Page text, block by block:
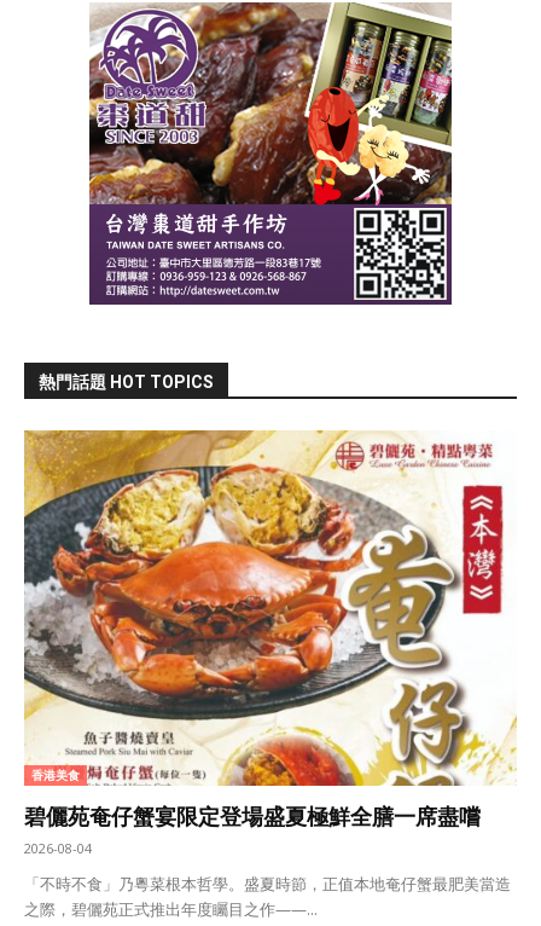
熱門話題 HOT TOPICS
香港美食
碧儷苑奄仔蟹宴限定登場盛夏極鮮全膳一席盡嚐
2026-08-04
「不時不食」乃粵菜根本哲學。盛夏時節，正值本地奄仔蟹最肥美當造
之際，碧儷苑正式推出年度矚目之作——...